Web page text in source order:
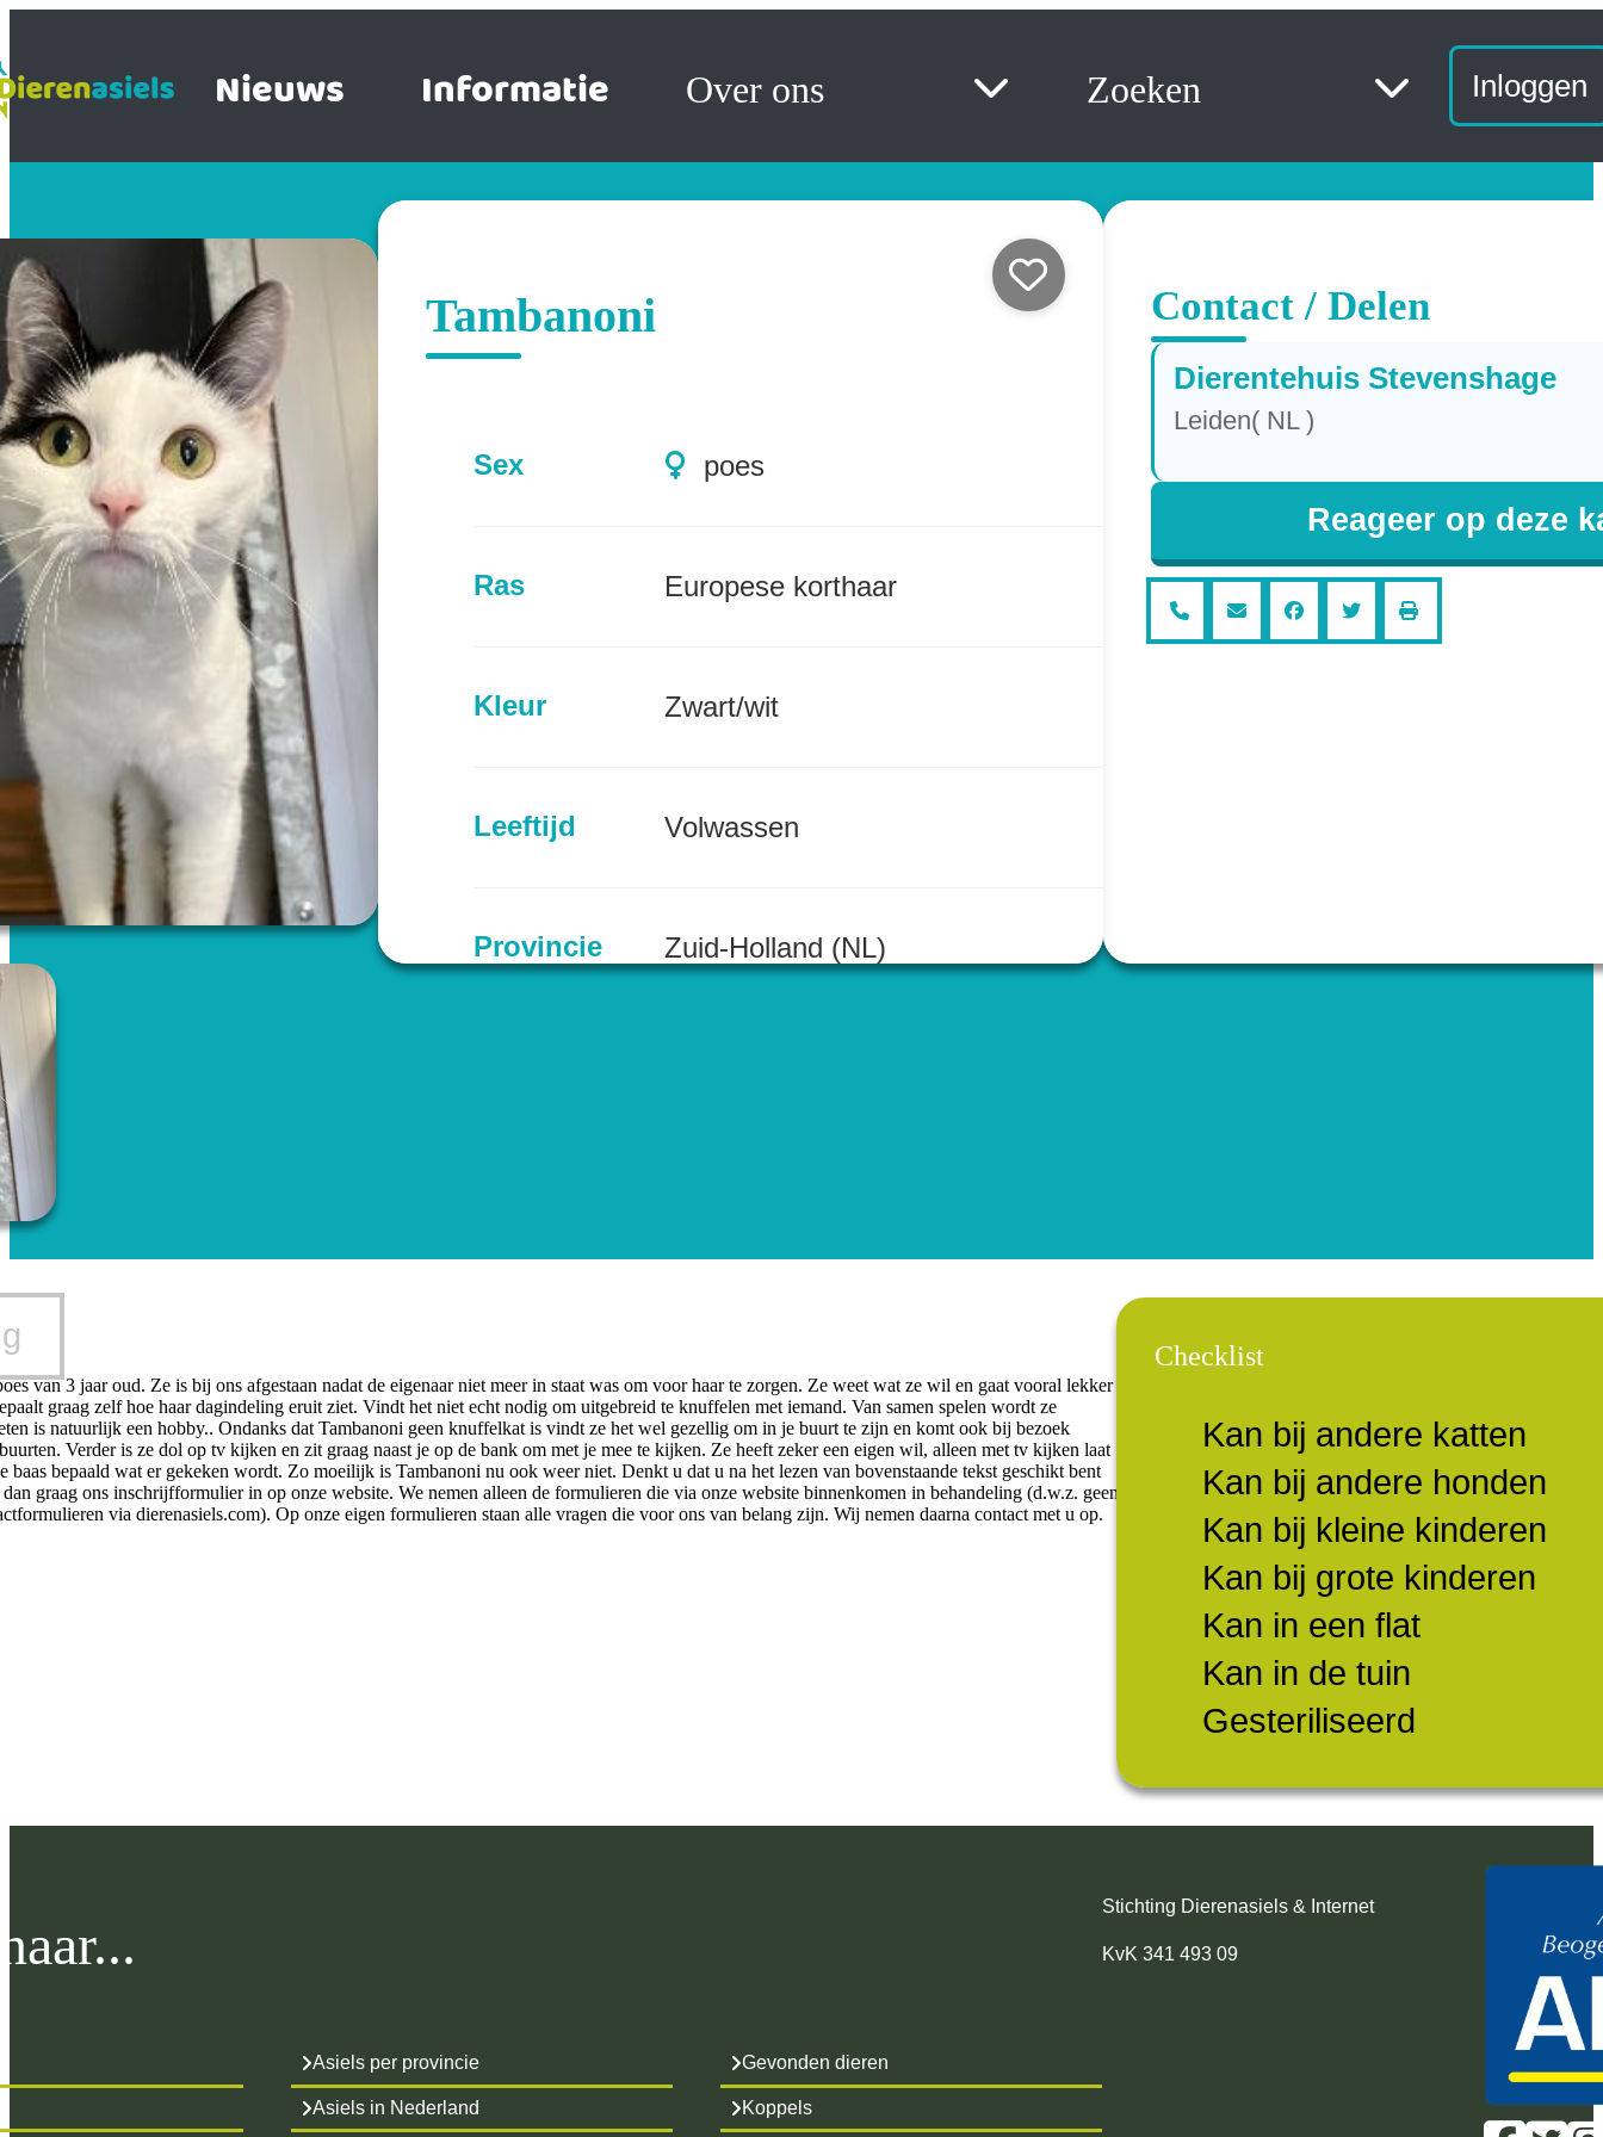
Nieuws Informatie Over ons Zoeken Inloggen
Tambanoni
Sex poes
Ras Europese korthaar
Kleur Zwart/wit
Leeftijd Volwassen
Provincie Zuid-Holland (NL)
Contact / Delen
Dierentehuis Stevenshage
Leiden( NL )
Reageer op deze
van 3 jaar oud. Ze is bij ons afgestaan nadat de eigenaar niet meer in staat was om voor haar te zorgen. Ze weet wat ze wil en gaat vooral lekker
graag zelf hoe haar dagindeling eruit ziet. Vindt het niet echt nodig om uitgebreid te knuffelen met iemand. Van samen spelen wordt ze
is natuurlijk een hobby.. Ondanks dat Tambanoni geen knuffelkat is vindt ze het wel gezellig om in je buurt te zijn en komt ook bij bezoek
Verder is ze dol op tv kijken en zit graag naast je op de bank om met je mee te kijken. Ze heeft zeker een eigen wil, alleen met tv kijken laat
baas bepaald wat er gekeken wordt. Zo moeilijk is Tambanoni nu ook weer niet. Denkt u dat u na het lezen van bovenstaande tekst geschikt bent
graag ons inschrijfformulier in op onze website. We nemen alleen de formulieren die via onze website binnenkomen in behandeling (d.w.z. geen
via dierenasiels.com). Op onze eigen formulieren staan alle vragen die voor ons van belang zijn. Wij nemen daarna contact met u op.
Checklist
Kan bij andere katten
Kan bij andere honden
Kan bij kleine kinderen
Kan bij grote kinderen
Kan in een flat
Kan in de tuin
Gesteriliseerd
Asiels per provincie
Asiels in Nederland
Gevonden dieren
Koppels
Stichting Dierenasiels & Internet
KvK 341 493 09